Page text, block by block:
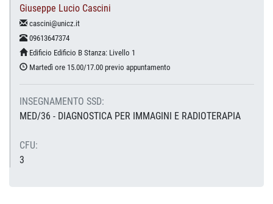
Giuseppe Lucio Cascini
cascini@unicz.it
09613647374
Edificio Edificio B Stanza: Livello 1
Martedì ore 15.00/17.00 previo appuntamento
INSEGNAMENTO SSD:
MED/36 - DIAGNOSTICA PER IMMAGINI E RADIOTERAPIA
CFU:
3